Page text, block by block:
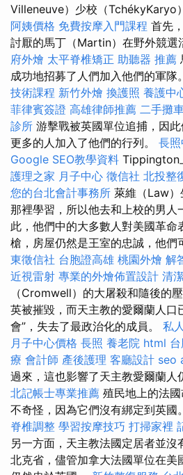
Villeneuve）少校（TchékyKaryo
阿姨價格 免費按摩入門課程 首先
討厭的馬丁（Martin）在野外競選
府外燴 太平脊椎矯正 助聽器 推薦
成功地招募了人們加入他們的軍隊
技術課程 新竹外燴 換護照 養護中
菲律賓簽證 高雄律師推薦 二手攤
診所 游擊戰被英國單位追捕，因此
更多的人加入了他們的行列。 長
Google SEO教學資料 Tippington
護理之家 月子中心 徵信社 北投整
您的台北會計事務所 萊維（Law）
那裡學習，所以他去和上校的男人
此，他們中的大多數人對美國革命
槍，房屋仍然是王室的忠誠，他們
東徵信社 台胞證高雄 桃園外燴 解
近視雷射 專業的外燴佈置設計 清
（Cromwell）的大屠殺和隨後的
英被摧毀，而天主教的愛爾蘭人口
會”，失去了最政治化的成員。 私
月子中心價格 長照 養老院 html
療 會計師 產後護理 客廳設計 seo
過來，這也影響了天主教愛爾蘭人
北記帳士專業推薦 殖民地上的法
不奇怪，因為它們沒有綁定到英國
脊椎調整 學習按摩技巧 打掃家裡
另一方面，天主教法國定居者並
北克省，儘管加拿大法國單位在美